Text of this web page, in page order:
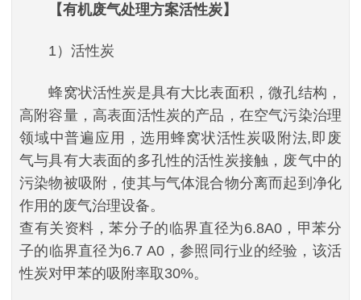
【有机废气处理方案活性炭】
1）活性炭
蜂窝状活性炭是具有大比表面积，微孔结构，
高附容量，高表面活性炭的产品，在空气污染治理
领域中普遍应用，选用蜂窝状活性炭吸附法,即废
气与具有大表面的多孔性的活性炭接触，废气中的
污染物被吸附，使其与气体混合物分离而起到净化
作用的废气治理设备。
查有关资料，苯分子的临界直径为6.8A0，甲苯分
子的临界直径为6.7 A0，参照同行业的经验，该活
性炭对甲苯的吸附率取30%。